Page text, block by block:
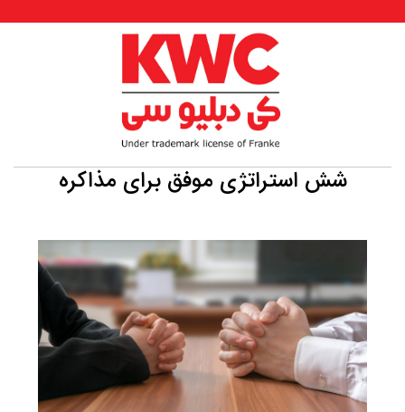
شش استراتژی موفق برای مذاکره